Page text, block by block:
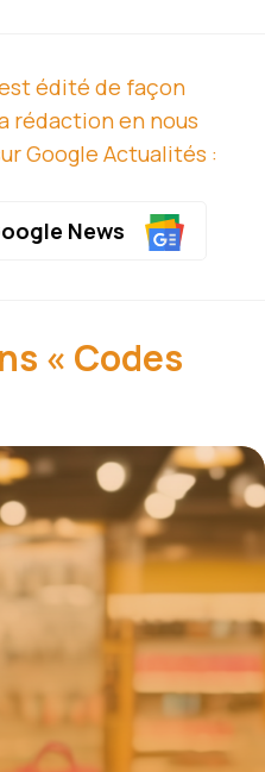
édité de façon
rédaction en nous
Google Actualités :
News
« Codes